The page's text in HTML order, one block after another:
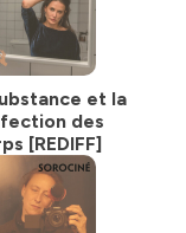
et la
des
[REDIFF]